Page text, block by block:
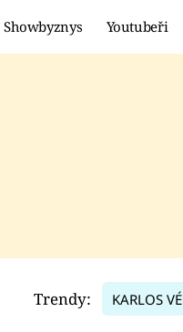
Showbyznys Youtubeři
TADEÁŠ KUBĚNKA
DATEL
Trendy: KARLOS